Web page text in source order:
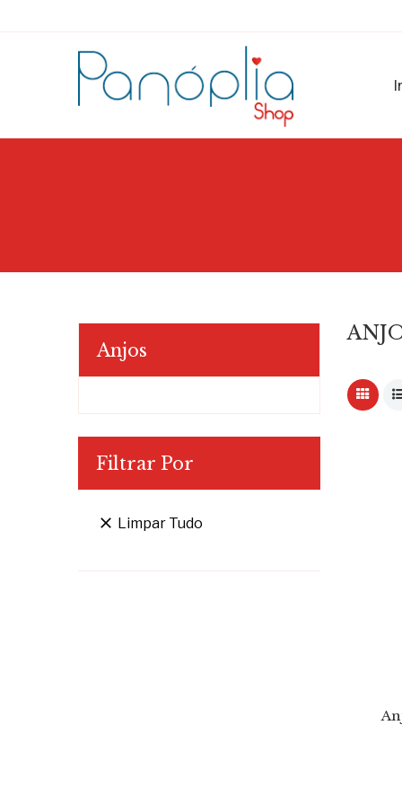
Anjos
Filtrar Por
 Limpar Tudo